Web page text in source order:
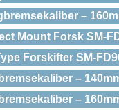
–
Mount Forsk SM-
Forskifter SM-
–
–